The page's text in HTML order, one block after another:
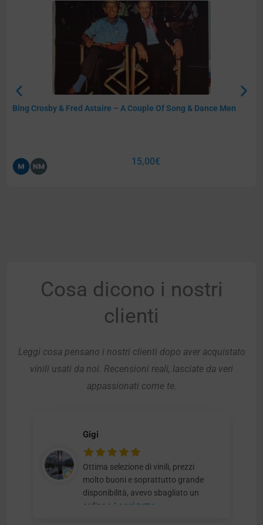
Bing Crosby & Fred Astaire – A Couple Of Song & Dance Men
15,00€
Cosa dicono i nostri
clienti
Leggi cosa pensano i nostri clienti dopo aver acquistato
vinili usati da noi. Recensioni reali, lasciate da veri
appassionati come te.
Gigi
Ottima selezione di vinili, prezzi
molto buoni e soprattutto grande
disponibilità, avevo sbagliato un
ordine e Leggi tutto